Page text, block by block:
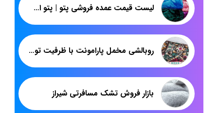
لیست قیمت عمده فروشی پتو | پتو اسپانیایی گل برجسته لاله | پاندا
روبالشی مخمل پارامونت با ظرفیت تولیدی بالا
بازار فروش تشک مسافرتی شیراز